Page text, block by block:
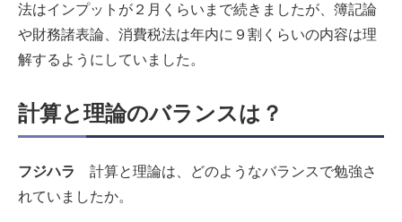
法はインプットが２月くらいまで続きましたが、簿記論
や財務諸表論、消費税法は年内に９割くらいの内容は理
解するようにしていました。
計算と理論のバランスは？
フジハラ
計算と理論は、どのようなバランスで勉強さ
れていましたか。